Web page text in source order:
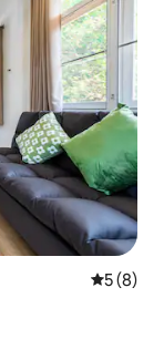
คะแนนเฉ
5 (8)